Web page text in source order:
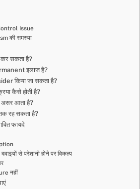
Issue
की समस्या
सकता है?
इलाज है?
किया जा सकता है?
कैसे होती है?
असर आता है?
रह सकता है?
फायदे
से परेशानी होने पर विकल्प
नहीं